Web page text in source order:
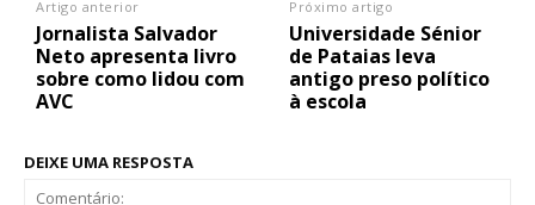
Artigo anterior
Jornalista Salvador
Neto apresenta livro
sobre como lidou com
AVC
Próximo artigo
Universidade Sénior
de Pataias leva
antigo preso político
à escola
DEIXE UMA RESPOSTA